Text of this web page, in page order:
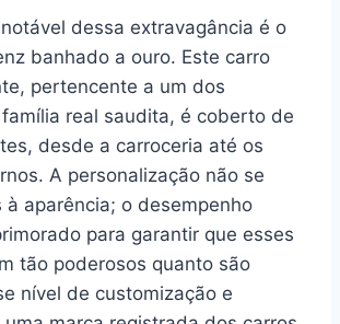
dessa extravagância é o
banhado a ouro. Este carro
pertencente a um dos
real saudita, é coberto de
desde a carroceria até os
A personalização não se
à aparência; o desempenho
para garantir que esses
tão poderosos quanto são
nível de customização e